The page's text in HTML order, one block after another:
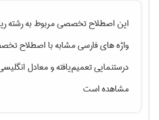
این اصطلاح تخصصی مربوط به رشته
واژه های فارسی مشابه با اصطلاح
درستنمایی تعمیم‌یافتهو معادل
مشاهده است